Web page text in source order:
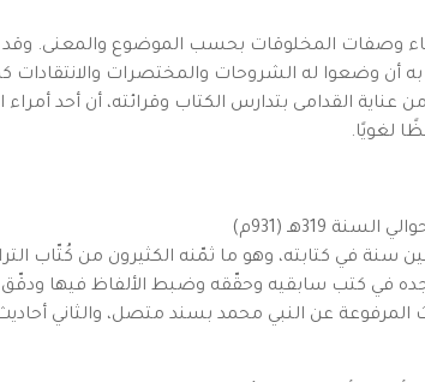
وصفات المخلوقات بحسب الموضوع والمعنى. وقد
أن وضعوا له الشروحات والمختصرات
القدامى بتدارس الكتاب وقرائته، أن أحد أمراء
319هـ (931م)
سنة في كتابته، وهو ما ثمّنه الكثيرون من كُتّاب
وجده في كتب سابقيه وحقّقه وضبط الألفاظ فيها
المرفوعة عن النبي محمد بسند متصل، والثاني